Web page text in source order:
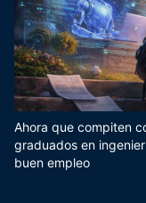
Ahora que compiten
graduados en
buen empleo